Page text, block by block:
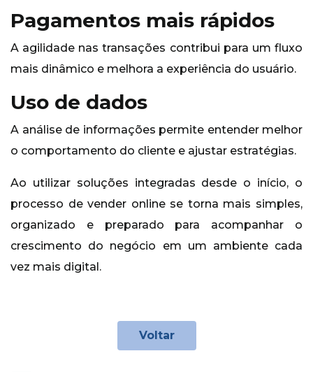
Pagamentos mais rápidos
A agilidade nas transações contribui para um fluxo
mais dinâmico e melhora a experiência do usuário.
Uso de dados
A análise de informações permite entender melhor
o comportamento do cliente e ajustar estratégias.
Ao utilizar soluções integradas desde o início, o
processo de vender online se torna mais simples,
organizado e preparado para acompanhar o
crescimento do negócio em um ambiente cada
vez mais digital.
Voltar